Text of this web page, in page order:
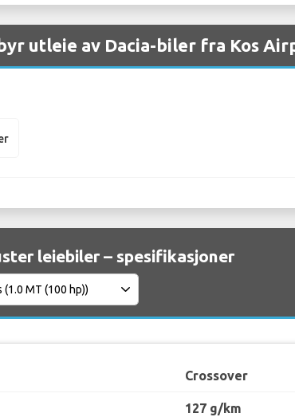
utleie av Dacia-biler fra Kos
leiebiler – spesifikasjoner
Crossover
127 g/km